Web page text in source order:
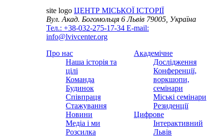
site logo ЦЕНТР МІСЬКОЇ ІСТОРІЇ
Вул. Акад. Богомольця 6Львів 79005, Україна
Тел.: +38-032-275-17-34 E-mail:
info@lvivcenter.org
Про нас
Наша історія та
цілі
Команда
Будинок
Співпраця
Стажування
Новини
Медіа і ми
Розсилка
Академічне
Дослідження
Конференції,
воркшопи,
семінари
Міські семінари
Резиденції
Цифрове
Інтерактивний
Львів